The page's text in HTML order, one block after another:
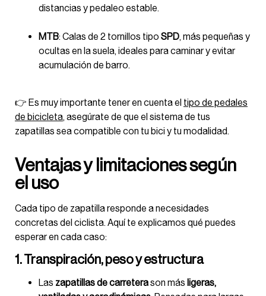
distancias y pedaleo estable.
MTB: Calas de 2 tornillos tipo SPD, más pequeñas y
ocultas en la suela, ideales para caminar y evitar
acumulación de barro.
👉 Es muy importante tener en cuenta el tipo de pedales
de bicicleta, asegúrate de que el sistema de tus
zapatillas sea compatible con tu bici y tu modalidad.
Ventajas y limitaciones según
el uso
Cada tipo de zapatilla responde a necesidades
concretas del ciclista. Aquí te explicamos qué puedes
esperar en cada caso:
1. Transpiración, peso y estructura
Las zapatillas de carreterason más ligeras,